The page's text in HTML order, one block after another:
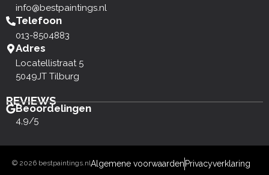
info@bestpaintings.nl
Telefoon
013-8504883
Adres
Locatellistraat 5
5049JT Tilburg
REVIEWS
Beoordelingen
4,9/5
© 2026 bestpaintings.nlAlgemene voorwaarden Privacyverklaring